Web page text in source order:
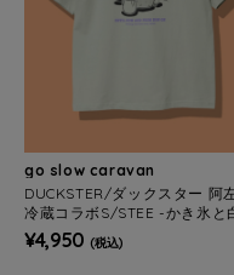
go slow caravan
DUCKSTER/ダックスター 阿
冷蔵コラボS/STEE -かき氷と
玉- (MENS)
¥4,950 (税込)